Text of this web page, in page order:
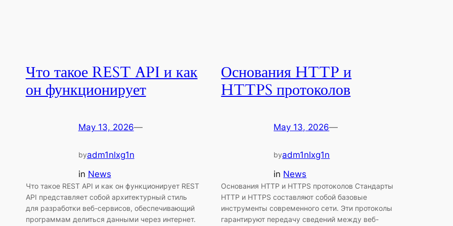
Что такое REST API и как
он функционирует
May 13, 2026—
byadm1nlxg1n
in News
Что такое REST API и как он функционирует REST
API представляет собой архитектурный стиль
для разработки веб-сервисов, обеспечивающий
программам делиться данными через интернет.
Основания HTTP и
HTTPS протоколов
May 13, 2026—
byadm1nlxg1n
in News
Основания HTTP и HTTPS протоколов Стандарты
HTTP и HTTPS составляют собой базовые
инструменты современного сети. Эти протоколы
гарантируют передачу сведений между веб-